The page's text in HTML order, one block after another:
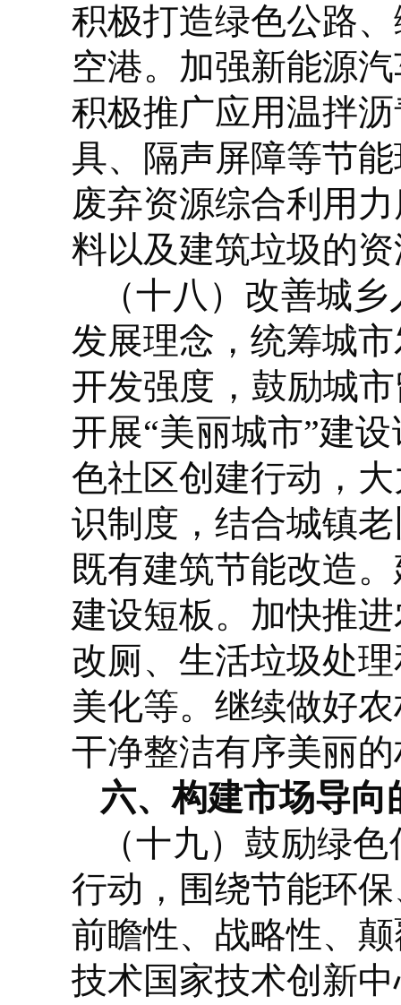
积极打造绿色公路
空港。加强新能源
积极推广应用温拌
具、隔声屏障等节
废弃资源综合利用
料以及建筑垃圾的
（十八）改善城
发展理念，统筹城
开发强度，鼓励城
开展“美丽城市”建
色社区创建行动，
识制度，结合城镇
既有建筑节能改造
建设短板。加快推
改厕、生活垃圾处
美化等。继续做好
干净整洁有序美丽
六、构建市场导
（十九）鼓励绿
行动，围绕节能环
前瞻性、战略性、
技术国家技术创新